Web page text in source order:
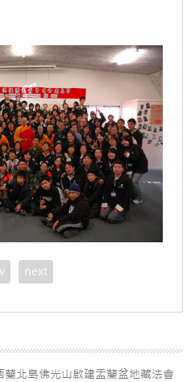
next
蘭北島佛光山啟建盂蘭盆地藏法會